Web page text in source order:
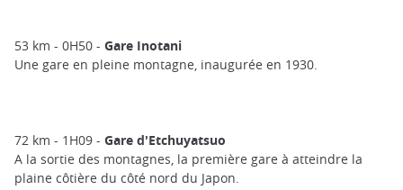
53 km - 0H50 - Gare Inotani
Une gare en pleine montagne, inaugurée en 1930.
72 km - 1H09 - Gare d'Etchuyatsuo
A la sortie des montagnes, la première gare à atteindre la
plaine côtière du côté nord du Japon.